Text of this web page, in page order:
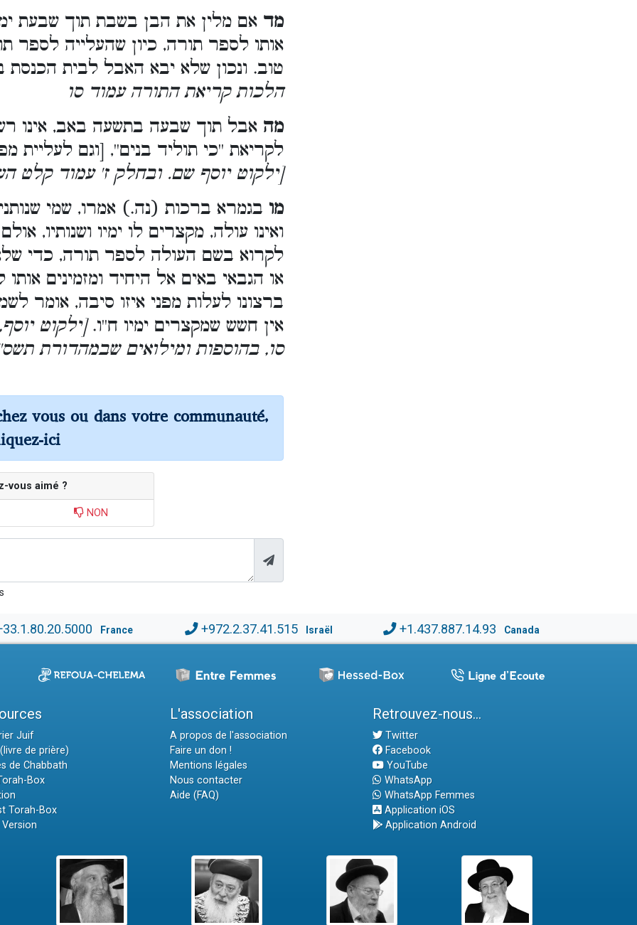
מד אם מלין את הבן בשבת תוך שבעת
אותו לספר תורה, כיון שהעלייה לספר
טוב. ונכון שלא יבא האבל לבית
הלכות קריאת התורה עמוד סו
מה אבל תוך שבעה בתשעה באב, אינו
לקריאת ''כי תוליד בנים'', [וגם
[ילקוט יוסף שם. ובחלק ז' עמוד קלט
מו בגמרא ברכות (נה.) אמרו, שמי
ואינו עולה, מקצרים לו ימיו ושנותיו,
לקרוא בשם העולה לספר תורה, כדי
או הגבאי באים אל היחיד ומזמינים
ברצונו לעלות מפני איזו סיבה, אומר
אין חשש שמקצרים ימיו ח''ו.[ילקוט
סו, בהוספות ומילואים שבמהדורת
vous ou dans votre communauté,
ici
vous aimé ?
NON
France +972.2.37.41.515 Israël +1.437.887.14.93 Canada
Juif
de prière)
de Chabbath
Box
Torah-Box
Version
L'association
A propos de l'association
Faire un don !
Mentions légales
Nous contacter
Aide (FAQ)
Retrouvez-nous...
Twitter
Facebook
YouTube
WhatsApp
WhatsApp Femmes
Application iOS
Application Android